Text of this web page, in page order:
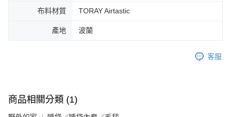
布料材質 TORAY Airtastic
產地 波蘭
客服
商品相關分類 (1)